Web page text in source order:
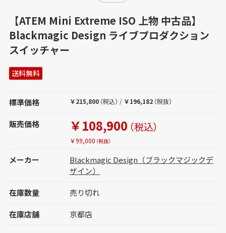
【ATEM Mini Extreme ISO 上物 中古品】
Blackmagic Design ライブプロダクション
スイッチャー
送料無料
標準価格 ￥215,800 （税込） / ￥196,182 （税抜）
販売価格 ￥108,900 （税込）
￥99,000 （税抜）
メーカー
Blackmagic Design（ブラックマジックデ
ザイン）
在庫数量 売り切れ
在庫店舗 京都店